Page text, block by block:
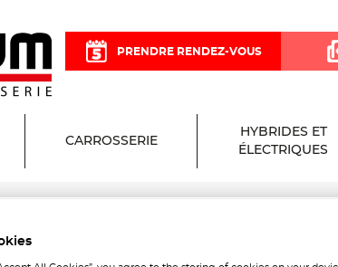
PRENDRE RENDEZ-VOUS
CARROSSERIE
HYBRIDES ET
ÉLECTRIQUES